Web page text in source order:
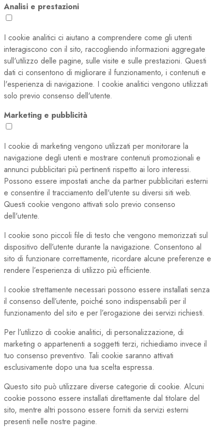
Analisi e prestazioni
I cookie analitici ci aiutano a comprendere come gli utenti
interagiscono con il sito, raccogliendo informazioni aggregate
sull'utilizzo delle pagine, sulle visite e sulle prestazioni. Questi
dati ci consentono di migliorare il funzionamento, i contenuti e
l'esperienza di navigazione. I cookie analitici vengono utilizzati
solo previo consenso dell'utente.
Marketing e pubblicità
I cookie di marketing vengono utilizzati per monitorare la
navigazione degli utenti e mostrare contenuti promozionali e
annunci pubblicitari più pertinenti rispetto ai loro interessi.
Possono essere impostati anche da partner pubblicitari esterni
e consentire il tracciamento dell'utente su diversi siti web.
Questi cookie vengono attivati solo previo consenso
dell'utente.
I cookie sono piccoli file di testo che vengono memorizzati sul
dispositivo dell’utente durante la navigazione. Consentono al
sito di funzionare correttamente, ricordare alcune preferenze e
rendere l’esperienza di utilizzo più efficiente.
I cookie strettamente necessari possono essere installati senza
il consenso dell’utente, poiché sono indispensabili per il
funzionamento del sito e per l’erogazione dei servizi richiesti.
Per l’utilizzo di cookie analitici, di personalizzazione, di
marketing o appartenenti a soggetti terzi, richiediamo invece il
tuo consenso preventivo. Tali cookie saranno attivati
esclusivamente dopo una tua scelta espressa.
Questo sito può utilizzare diverse categorie di cookie. Alcuni
cookie possono essere installati direttamente dal titolare del
sito, mentre altri possono essere forniti da servizi esterni
presenti nelle nostre pagine.